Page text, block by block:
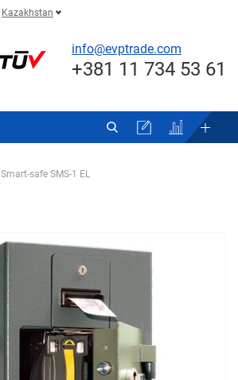
Kazakhstan
info@evptrade.com
+381 11 734 53 61
Smart-safe SMS-1 EL